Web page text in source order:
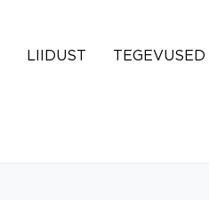
LIIDUST TEGEVUSED